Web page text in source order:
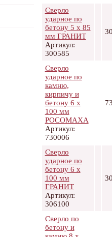
Сверло
ударное по
бетону 5 х 85
мм ГРАНИТ
Артикул:
300585
Сверло
ударное по
камню,
кирпичу и
бетону 6 х
100 мм
РОСОМАХА
Артикул:
730006
Сверло
ударное по
бетону 6 х
100 мм
ГРАНИТ
Артикул:
306100
Сверло по
бетону и